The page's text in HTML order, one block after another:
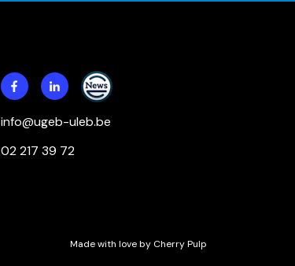
info@ugeb-uleb.be
02 217 39 72
Made with loveby Cherry Pulp